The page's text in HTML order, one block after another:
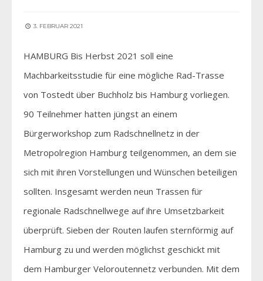
3. FEBRUAR 2021
HAMBURG Bis Herbst 2021 soll eine
Machbarkeitsstudie für eine mögliche Rad-Trasse
von Tostedt über Buchholz bis Hamburg vorliegen.
90 Teilnehmer hatten jüngst an einem
Bürgerworkshop zum Radschnellnetz in der
Metropolregion Hamburg teilgenommen, an dem sie
sich mit ihren Vorstellungen und Wünschen beteiligen
sollten. Insgesamt werden neun Trassen für
regionale Radschnellwege auf ihre Umsetzbarkeit
überprüft. Sieben der Routen laufen sternförmig auf
Hamburg zu und werden möglichst geschickt mit
dem Hamburger Veloroutennetz verbunden. Mit dem